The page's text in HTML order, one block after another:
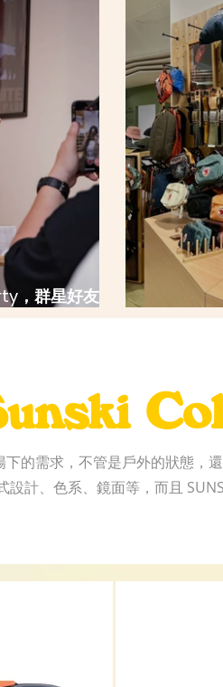
，群星好友慶
SUNSKI
下的需求，不管是戶外的狀態，
設計、色系、鏡面等，而且